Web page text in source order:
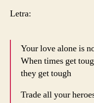
Letra:
Your love alone is
When times get
they get tough
Trade all your